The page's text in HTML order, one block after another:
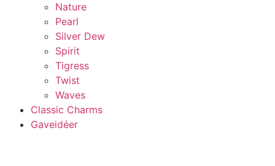
Nature
Pearl
Silver Dew
Spirit
Tigress
Twist
Waves
Classic Charms
Gaveidéer